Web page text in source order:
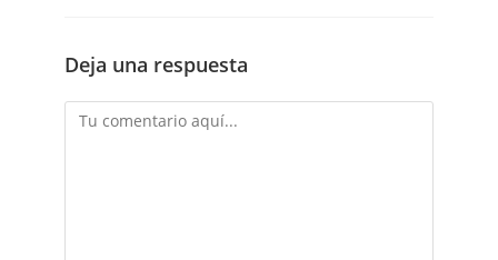
Deja una respuesta